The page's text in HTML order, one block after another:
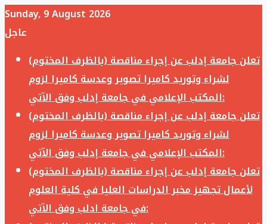
Sunday, 9 August 2026
عاجل
تعلن جامعة إدلب عن إجراء مناقصة (بالظرف المختوم)
لشراء وتوريد كاميرا تصوير وعدسة كاميرا لزوم
المكتب الإعلامي في جامعة إدلب وفق الآتي:
تعلن جامعة إدلب عن إجراء مناقصة (بالظرف المختوم)
لشراء وتوريد كاميرا تصوير وعدسة كاميرا لزوم
المكتب الإعلامي في جامعة إدلب وفق الآتي:
تعلن جامعة إدلب عن إجراء مناقصة (بالظرف المختوم)
لأعمال تجهيز مخبر الدراسات العليا في كلية العلوم
في جامعة ادلب وفق الآتي: